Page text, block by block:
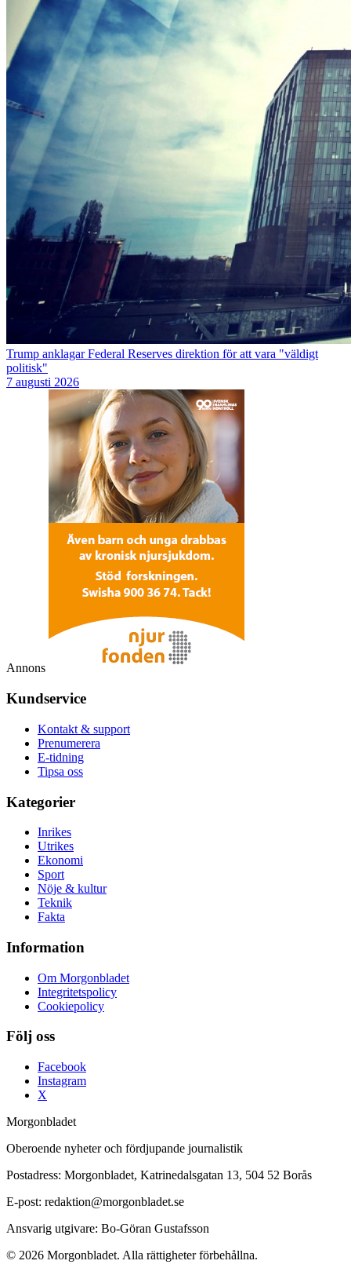
Trump anklagar Federal Reserves direktion för att vara "väldigt
politisk"
7 augusti 2026
Annons
Kundservice
Kontakt & support
Prenumerera
E-tidning
Tipsa oss
Kategorier
Inrikes
Utrikes
Ekonomi
Sport
Nöje & kultur
Teknik
Fakta
Information
Om Morgonbladet
Integritetspolicy
Cookiepolicy
Följ oss
Facebook
Instagram
X
Morgonbladet
Oberoende nyheter och fördjupande journalistik
Postadress: Morgonbladet, Katrinedalsgatan 13, 504 52 Borås
E-post: redaktion@morgonbladet.se
Ansvarig utgivare: Bo-Göran Gustafsson
© 2026 Morgonbladet. Alla rättigheter förbehållna.